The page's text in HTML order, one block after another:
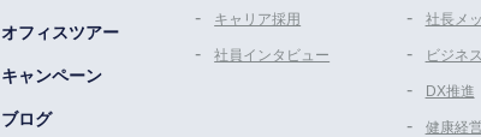
オフィスツアー
キャンペーン
ブログ
キャリア採用
社員インタビュー
社長メ
ビジネ
DX推進
健康経